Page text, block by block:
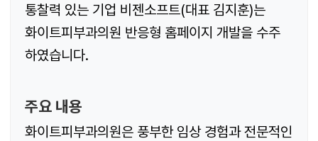
통찰력 있는 기업 비젠소프트(대표 김지훈)는
화이트피부과의원 반응형 홈페이지 개발을 수주
하였습니다.
주요 내용
화이트피부과의원은 풍부한 임상 경험과 전문적인